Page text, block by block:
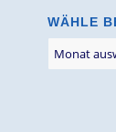
WÄHLE